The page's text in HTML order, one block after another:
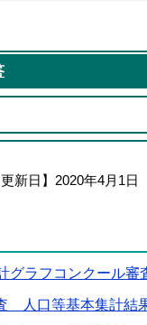
更新日】 2020年4月1日
グラフコンクール審
人口等基本集計結